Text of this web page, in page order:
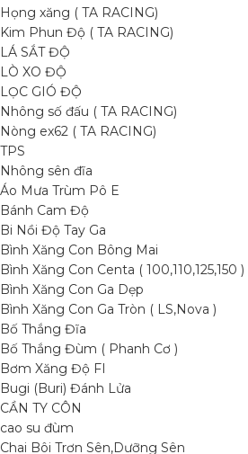
Họng xăng ( TA RACING)
Kim Phun Độ ( TA RACING)
LÁ SẮT ĐỘ
LÒ XO ĐỘ
LỌC GIÓ ĐỘ
Nhông số đấu ( TA RACING)
Nòng ex62 ( TA RACING)
TPS
Nhông sên đĩa
Áo Mưa Trùm Pô E
Bánh Cam Độ
Bi Nồi Độ Tay Ga
Bình Xăng Con Bông Mai
Bình Xăng Con Centa ( 100,110,125,150 )
Bình Xăng Con Ga Dẹp
Bình Xăng Con Ga Tròn ( LS,Nova )
Bố Thắng Đĩa
Bố Thắng Đùm ( Phanh Cơ )
Bơm Xăng Độ FI
Bugi (Buri) Đánh Lửa
CẦN TY CÔN
cao su đùm
Chai Bôi Trơn Sên,Dưỡng Sên